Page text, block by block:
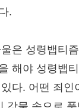
.
은 성령뱁티
해야 성령뱁
다. 어떤 죄인